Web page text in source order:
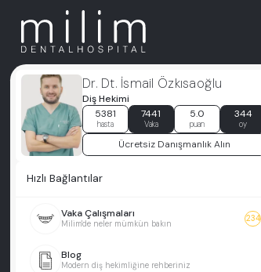
Dr. Dt. İsmail Özkısaoğlu
Diş Hekimi
5381
hasta
7441
Vaka
5.0
puan
344
oy
Ücretsiz Danışmanlık Alın
Hızlı Bağlantılar
Vaka Çalışmaları
Milim'de neler mümkün bakın 234
Blog
Modern diş hekimliğine rehberiniz